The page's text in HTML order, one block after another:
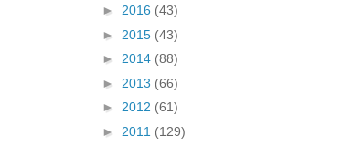
► 2016 (43)
► 2015 (43)
► 2014 (88)
► 2013 (66)
► 2012 (61)
► 2011 (129)